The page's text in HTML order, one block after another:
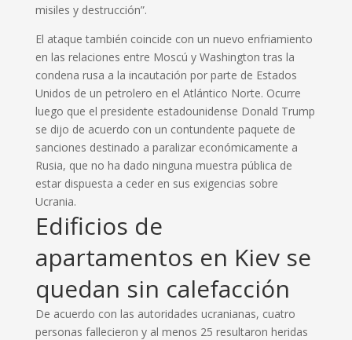
misiles y destrucción”.
El ataque también coincide con un nuevo enfriamiento
en las relaciones entre Moscú y Washington tras la
condena rusa a la incautación por parte de Estados
Unidos de un petrolero en el Atlántico Norte. Ocurre
luego que el presidente estadounidense Donald Trump
se dijo de acuerdo con un contundente paquete de
sanciones destinado a paralizar económicamente a
Rusia, que no ha dado ninguna muestra pública de
estar dispuesta a ceder en sus exigencias sobre
Ucrania.
Edificios de
apartamentos en Kiev se
quedan sin calefacción
De acuerdo con las autoridades ucranianas, cuatro
personas fallecieron y al menos 25 resultaron heridas